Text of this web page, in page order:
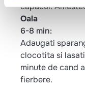
capacul.
Oala
6-8 min:
Adaugati
clocotita si
minute de cand
fierbere.